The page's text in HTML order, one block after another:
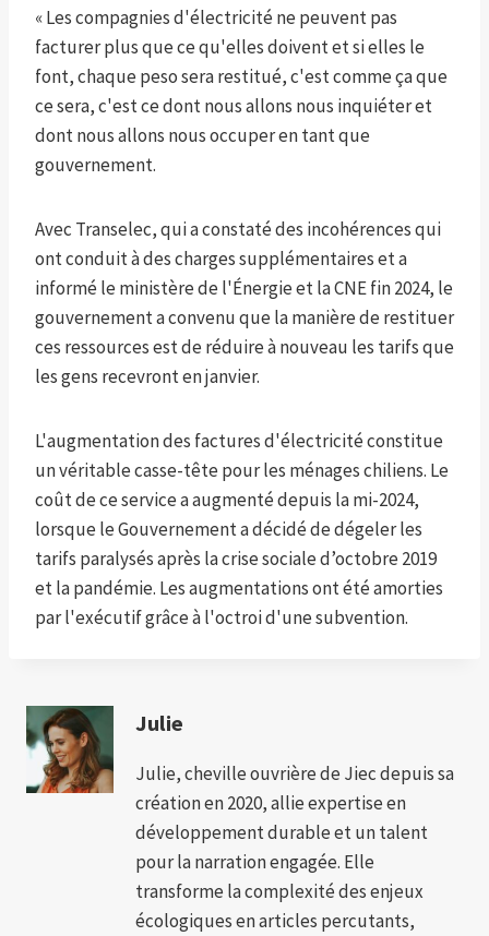
« Les compagnies d'électricité ne peuvent pas
facturer plus que ce qu'elles doivent et si elles le
font, chaque peso sera restitué, c'est comme ça que
ce sera, c'est ce dont nous allons nous inquiéter et
dont nous allons nous occuper en tant que
gouvernement.
Avec Transelec, qui a constaté des incohérences qui
ont conduit à des charges supplémentaires et a
informé le ministère de l'Énergie et la CNE fin 2024, le
gouvernement a convenu que la manière de restituer
ces ressources est de réduire à nouveau les tarifs que
les gens recevront en janvier.
L'augmentation des factures d'électricité constitue
un véritable casse-tête pour les ménages chiliens. Le
coût de ce service a augmenté depuis la mi-2024,
lorsque le Gouvernement a décidé de dégeler les
tarifs paralysés après la crise sociale d’octobre 2019
et la pandémie. Les augmentations ont été amorties
par l'exécutif grâce à l'octroi d'une subvention.
Julie
Julie, cheville ouvrière de Jiec depuis sa
création en 2020, allie expertise en
développement durable et un talent
pour la narration engagée. Elle
transforme la complexité des enjeux
écologiques en articles percutants,